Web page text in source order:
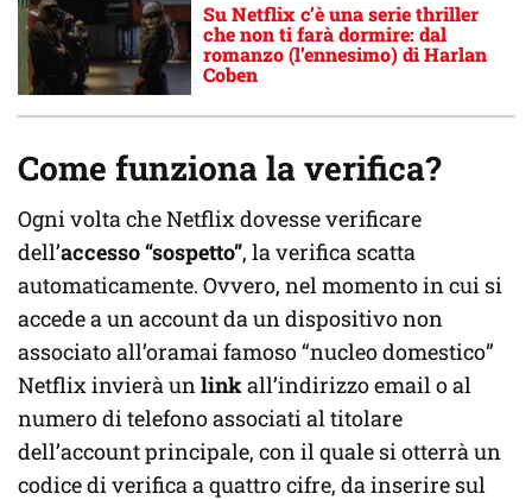
Su Netflix c’è una serie thriller
che non ti farà dormire: dal
romanzo (l’ennesimo) di Harlan
Coben
Come funziona la verifica?
Ogni volta che Netflix dovesse verificare
dell’accesso “sospetto”, la verifica scatta
automaticamente. Ovvero, nel momento in cui si
accede a un account da un dispositivo non
associato all’oramai famoso “nucleo domestico”
Netflix invierà unlinkall’indirizzo email o al
numero di telefono associati al titolare
dell’account principale, con il quale si otterrà un
codice di verifica a quattro cifre, da inserire sul